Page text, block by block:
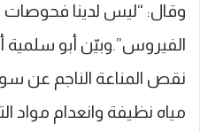
وقال: “ليس لدينا
الفيروس”.وبيّن أبو
نقص المناعة الناجم عن
مياه نظيفة وانعدام مواد